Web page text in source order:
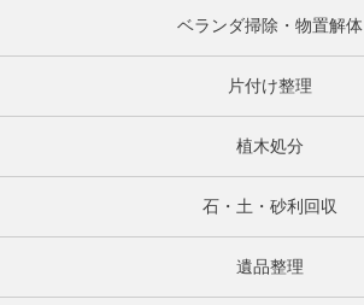
ベランダ掃除・物置解体
片付け整理
植木処分
石・土・砂利回収
遺品整理